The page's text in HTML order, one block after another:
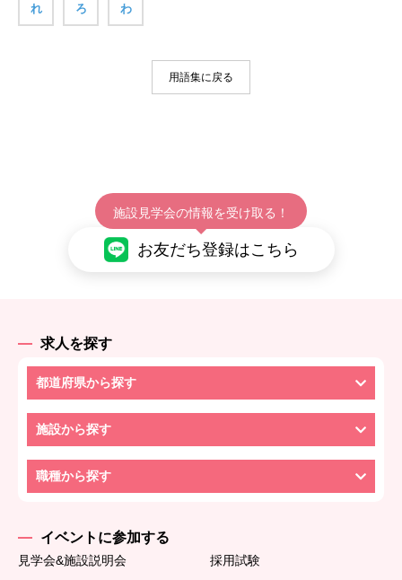
れ ろ わ
用語集に戻る
施設見学会の情報を受け取る！
お友だち登録はこちら
求人を探す
都道府県から探す
施設から探す
職種から探す
イベントに参加する
見学会&施設説明会
採用試験